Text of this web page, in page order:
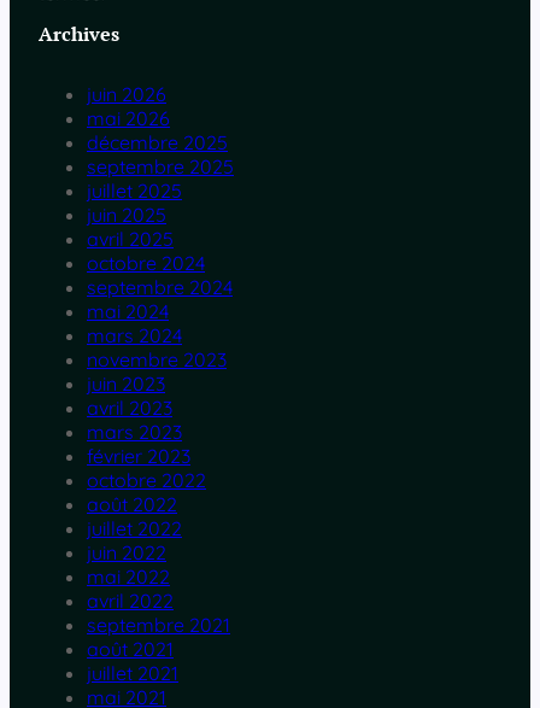
Archives
juin 2026
mai 2026
décembre 2025
septembre 2025
juillet 2025
juin 2025
avril 2025
octobre 2024
septembre 2024
mai 2024
mars 2024
novembre 2023
juin 2023
avril 2023
mars 2023
février 2023
octobre 2022
août 2022
juillet 2022
juin 2022
mai 2022
avril 2022
septembre 2021
août 2021
juillet 2021
mai 2021